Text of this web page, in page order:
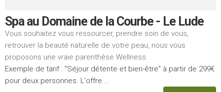
Spa au Domaine de la Courbe - Le Lude
Vous souhaitez vous ressourcer, prendre soin de vous,
retrouver la beauté naturelle de votre peau, nous vous
proposons une vraie parenthèse Wellness.
Exemple de tarif : "Séjour détente et bien-être" à partir de 299€
pour deux personnes. L'offre ...